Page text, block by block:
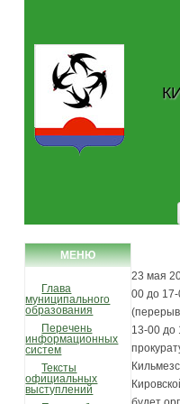
МЕНЮ
Глава
муниципального
образования
Перечень
информационных
систем
Тексты
официальных
выступлений
23 мая
00 до 17-
13-00 до